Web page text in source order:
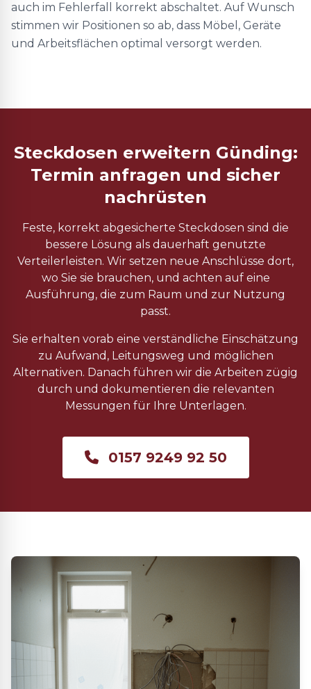
auch im Fehlerfall korrekt abschaltet. Auf Wunsch
stimmen wir Positionen so ab, dass Möbel, Geräte
und Arbeitsflächen optimal versorgt werden.
Steckdosen erweitern Günding:
Termin anfragen und sicher
nachrüsten
Feste, korrekt abgesicherte Steckdosen sind die
bessere Lösung als dauerhaft genutzte
Verteilerleisten. Wir setzen neue Anschlüsse dort,
wo Sie sie brauchen, und achten auf eine
Ausführung, die zum Raum und zur Nutzung
passt.
Sie erhalten vorab eine verständliche Einschätzung
zu Aufwand, Leitungsweg und möglichen
Alternativen. Danach führen wir die Arbeiten zügig
durch und dokumentieren die relevanten
Messungen für Ihre Unterlagen.
0157 9249 92 50